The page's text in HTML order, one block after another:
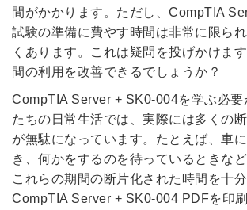
間がかかります。ただし、CompTIA
試験の準備に費やす時間は非常に限ら
くあります。これは疑問を投げかけま
間の利用を改善できるでしょうか？
CompTIA Server + SK0-004を学ぶ必要
たちの日常生活では、実際には多くの
が無駄になっています。たとえば、車
き、何かをするのを待っているときなど
これらの期間の断片化された時間を十分
CompTIA Server + SK0-004 PDFを印